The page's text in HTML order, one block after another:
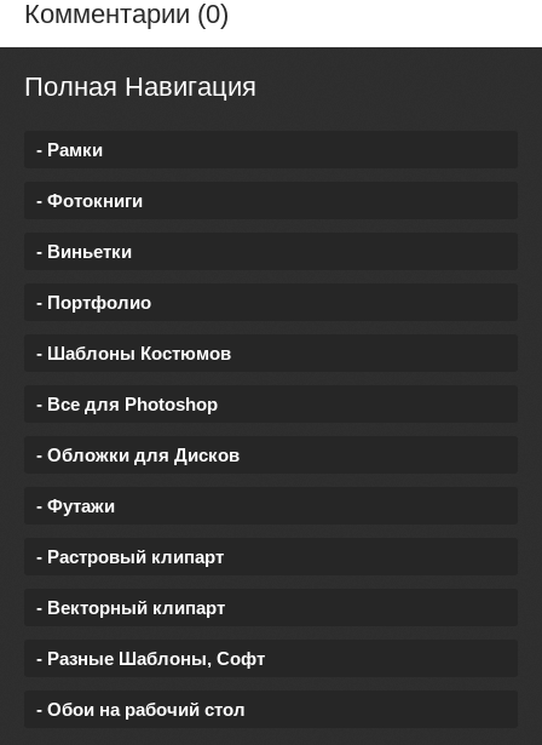
Комментарии (0)
Полная Навигация
- Рамки
- Фотокниги
- Виньетки
- Портфолио
- Шаблоны Костюмов
- Все для Photoshop
- Обложки для Дисков
- Футажи
- Растровый клипарт
- Векторный клипарт
- Разные Шаблоны, Софт
- Обои на рабочий стол